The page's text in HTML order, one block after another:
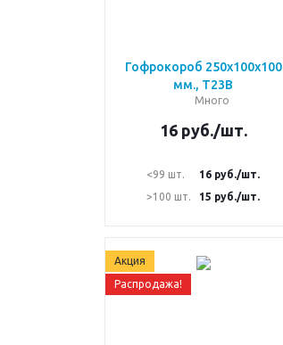
Гофрокороб 250х100х100
мм., Т23В
Много
16руб./шт.
<99 шт. 16 руб./шт.
>100 шт.
15 руб./шт.
Акция
Распродажа!